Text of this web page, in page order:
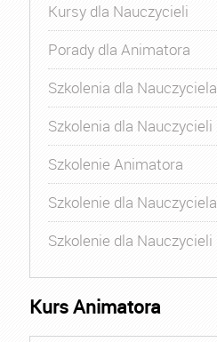
Kursy dla Nauczycieli
Porady dla Animatora
Szkolenia dla Nauczyciela
Szkolenia dla Nauczycieli
Szkolenie Animatora
Szkolenie dla Nauczyciela
Szkolenie dla Nauczycieli
Kurs Animatora